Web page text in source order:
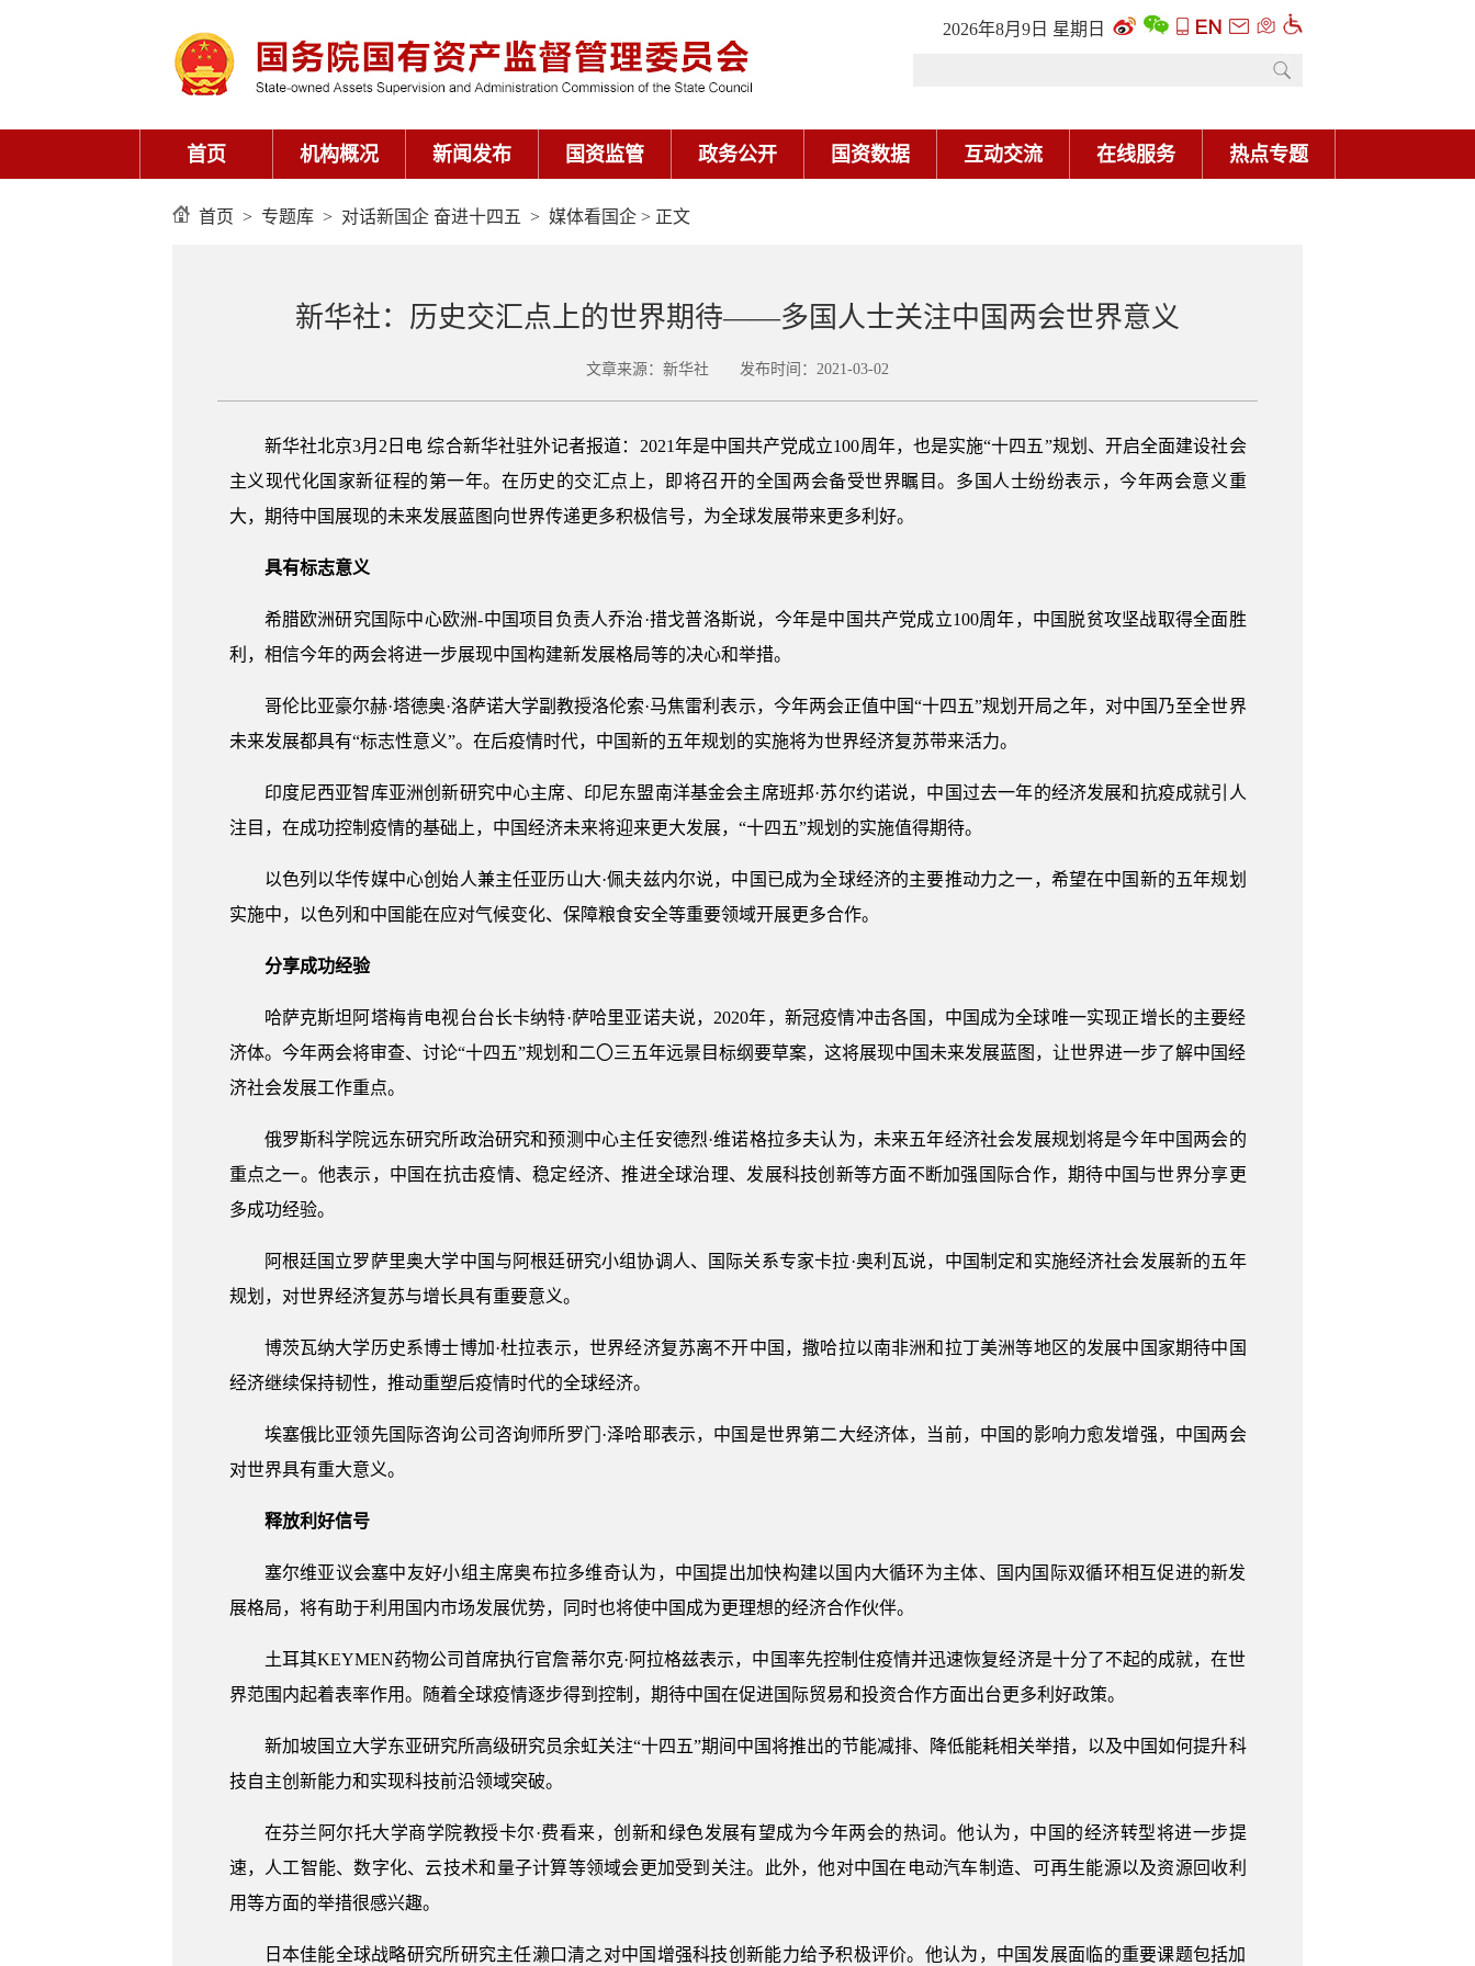
首页 > 专题库 > 对话新国企 奋进十四五 > 媒体看国企 > 正文
新华社：历史交汇点上的世界期待——多国人士关注中国两会世界意义
文章来源：新华社 发布时间：2021-03-02
新华社北京3月2日电 综合新华社驻外记者报道：2021年是中国共产党成立100周年，也是实施“十四五”规划、开启全面建设社会
主义现代化国家新征程的第一年。在历史的交汇点上，即将召开的全国两会备受世界瞩目。多国人士纷纷表示，今年两会意义重
大，期待中国展现的未来发展蓝图向世界传递更多积极信号，为全球发展带来更多利好。
具有标志意义
希腊欧洲研究国际中心欧洲-中国项目负责人乔治·措戈普洛斯说，今年是中国共产党成立100周年，中国脱贫攻坚战取得全面胜
利，相信今年的两会将进一步展现中国构建新发展格局等的决心和举措。
哥伦比亚豪尔赫·塔德奥·洛萨诺大学副教授洛伦索·马焦雷利表示，今年两会正值中国“十四五”规划开局之年，对中国乃至全世界
未来发展都具有“标志性意义”。在后疫情时代，中国新的五年规划的实施将为世界经济复苏带来活力。
印度尼西亚智库亚洲创新研究中心主席、印尼东盟南洋基金会主席班邦·苏尔约诺说，中国过去一年的经济发展和抗疫成就引人
注目，在成功控制疫情的基础上，中国经济未来将迎来更大发展，“十四五”规划的实施值得期待。
以色列以华传媒中心创始人兼主任亚历山大·佩夫兹内尔说，中国已成为全球经济的主要推动力之一，希望在中国新的五年规划
实施中，以色列和中国能在应对气候变化、保障粮食安全等重要领域开展更多合作。
分享成功经验
哈萨克斯坦阿塔梅肯电视台台长卡纳特·萨哈里亚诺夫说，2020年，新冠疫情冲击各国，中国成为全球唯一实现正增长的主要经
济体。今年两会将审查、讨论“十四五”规划和二〇三五年远景目标纲要草案，这将展现中国未来发展蓝图，让世界进一步了解中国经
济社会发展工作重点。
俄罗斯科学院远东研究所政治研究和预测中心主任安德烈·维诺格拉多夫认为，未来五年经济社会发展规划将是今年中国两会的
重点之一。他表示，中国在抗击疫情、稳定经济、推进全球治理、发展科技创新等方面不断加强国际合作，期待中国与世界分享更
多成功经验。
阿根廷国立罗萨里奥大学中国与阿根廷研究小组协调人、国际关系专家卡拉·奥利瓦说，中国制定和实施经济社会发展新的五年
规划，对世界经济复苏与增长具有重要意义。
博茨瓦纳大学历史系博士博加·杜拉表示，世界经济复苏离不开中国，撒哈拉以南非洲和拉丁美洲等地区的发展中国家期待中国
经济继续保持韧性，推动重塑后疫情时代的全球经济。
埃塞俄比亚领先国际咨询公司咨询师所罗门·泽哈耶表示，中国是世界第二大经济体，当前，中国的影响力愈发增强，中国两会
对世界具有重大意义。
释放利好信号
塞尔维亚议会塞中友好小组主席奥布拉多维奇认为，中国提出加快构建以国内大循环为主体、国内国际双循环相互促进的新发
展格局，将有助于利用国内市场发展优势，同时也将使中国成为更理想的经济合作伙伴。
土耳其KEYMEN药物公司首席执行官詹蒂尔克·阿拉格兹表示，中国率先控制住疫情并迅速恢复经济是十分了不起的成就，在世
界范围内起着表率作用。随着全球疫情逐步得到控制，期待中国在促进国际贸易和投资合作方面出台更多利好政策。
新加坡国立大学东亚研究所高级研究员余虹关注“十四五”期间中国将推出的节能减排、降低能耗相关举措，以及中国如何提升科
技自主创新能力和实现科技前沿领域突破。
在芬兰阿尔托大学商学院教授卡尔·费看来，创新和绿色发展有望成为今年两会的热词。他认为，中国的经济转型将进一步提
速，人工智能、数字化、云技术和量子计算等领域会更加受到关注。此外，他对中国在电动汽车制造、可再生能源以及资源回收利
用等方面的举措很感兴趣。
日本佳能全球战略研究所研究主任濑口清之对中国增强科技创新能力给予积极评价。他认为，中国发展面临的重要课题包括加